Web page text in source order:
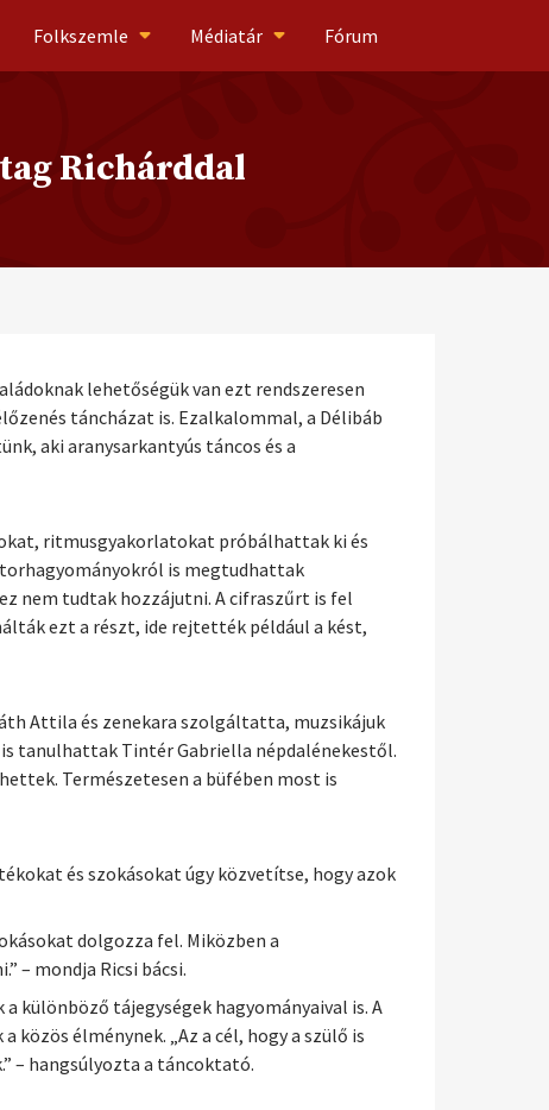
Folkszemle Médiatár Fórum
Richárddal
lehetőségük van ezt rendszeresen
táncházat is. Ezalkalommal, a Délibáb
aki aranysarkantyús táncos és a
ritmusgyakorlatokat próbálhattak ki és
is megtudhattak
nem tudtak hozzájutni. A cifraszűrt is fel
ezt a részt, ide rejtették például a kést,
Attila és zenekara szolgáltatta, muzsikájuk
tanulhattak Tintér Gabriella népdalénekestől.
Természetesen a büfében most is
és szokásokat úgy közvetítse, hogy azok
dolgozza fel. Miközben a
– mondja Ricsi bácsi.
különböző tájegységek hagyományaival is. A
közös élménynek. „Az a cél, hogy a szülő is
– hangsúlyozta a táncoktató.